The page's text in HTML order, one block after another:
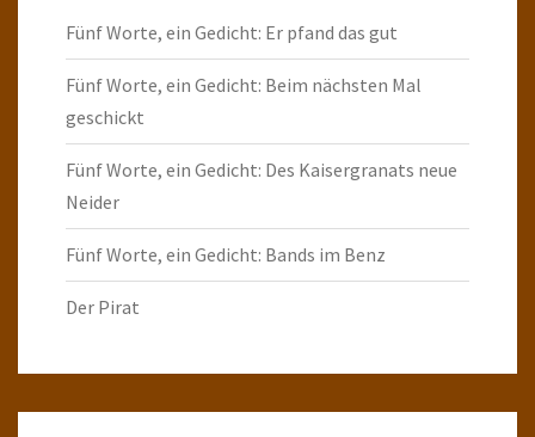
Fünf Worte, ein Gedicht: Er pfand das gut
Fünf Worte, ein Gedicht: Beim nächsten Mal
geschickt
Fünf Worte, ein Gedicht: Des Kaisergranats neue
Neider
Fünf Worte, ein Gedicht: Bands im Benz
Der Pirat